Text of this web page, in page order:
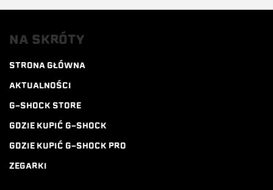
NA SKRÓTY
STRONA GŁÓWNA
AKTUALNOŚCI
G-SHOCK STORE
GDZIE KUPIĆ G-SHOCK
GDZIE KUPIĆ G-SHOCK PRO
ZEGARKI